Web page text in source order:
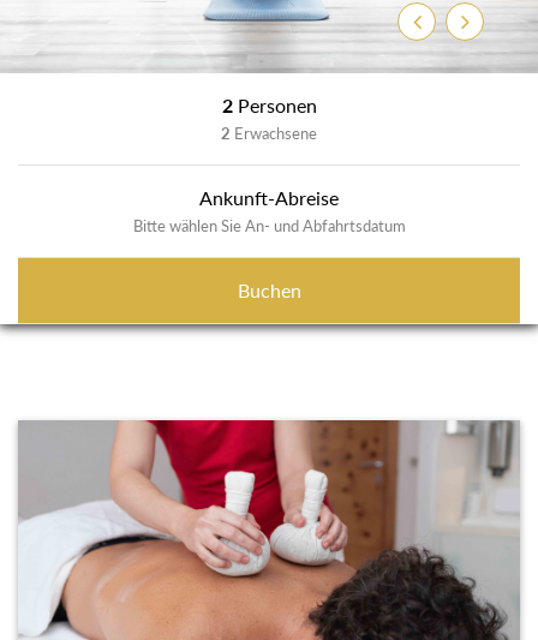
ZurückWeiter
2 Personen
2 Erwachsene
Ankunft-Abreise
Bitte wählen Sie An- und Abfahrtsdatum
Buchen